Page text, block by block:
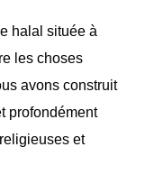
halal située à
les choses
avons construit
profondément
et